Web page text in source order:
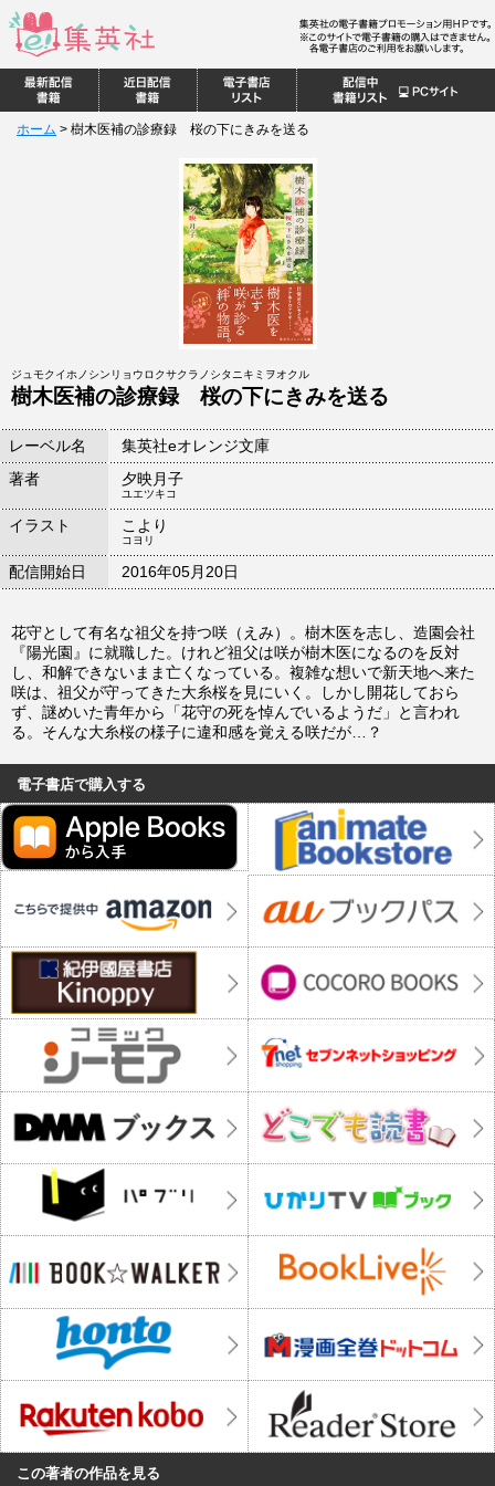
ホーム > 樹木医補の診療録 桜の下にきみを送る
ジュモクイホノシンリョウロクサクラノシタニキミヲオクル
樹木医補の診療録 桜の下にきみを送る
レーベル名
集英社eオレンジ文庫
著者
夕映月子
ユエツキコ
イラスト こより
コヨリ
配信開始日 2016年05月20日
花守として有名な祖父を持つ咲（えみ）。樹木医を志し、造園会社
『陽光園』に就職した。けれど祖父は咲が樹木医になるのを反対
し、和解できないまま亡くなっている。複雑な想いで新天地へ来た
咲は、祖父が守ってきた大糸桜を見にいく。しかし開花しておら
ず、謎めいた青年から「花守の死を悼んでいるようだ」と言われ
る。そんな大糸桜の様子に違和感を覚える咲だが…？
電子書店で購入する
この著者の作品を見る